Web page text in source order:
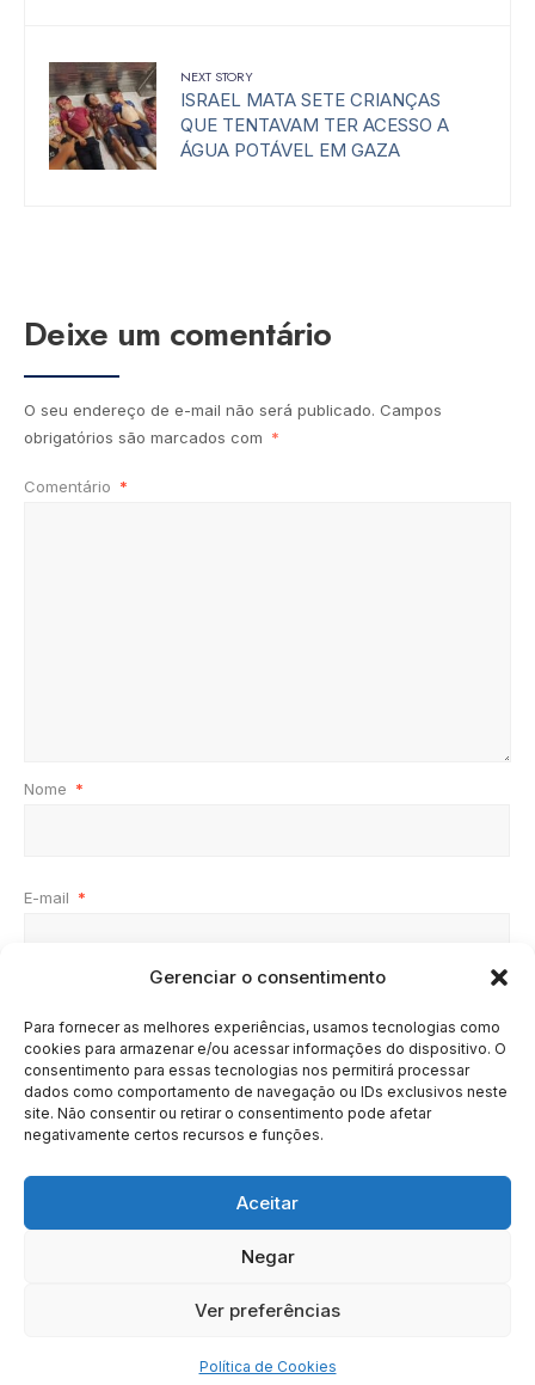
Gerenciar o consentimento
Para fornecer as melhores experiências, usamos tecnologias como
cookies para armazenar e/ou acessar informações do dispositivo. O
consentimento para essas tecnologias nos permitirá processar
dados como comportamento de navegação ou IDs exclusivos neste
site. Não consentir ou retirar o consentimento pode afetar
negativamente certos recursos e funções.
Aceitar
Negar
Ver preferências
Política de Cookies
NEXT STORY
ISRAEL MATA SETE CRIANÇAS
QUE TENTAVAM TER ACESSO A
ÁGUA POTÁVEL EM GAZA
Deixe um comentário
O seu endereço de e-mail não será publicado. Campos
obrigatórios são marcados com *
Comentário *
Nome *
E-mail *
SOBRE BRASIL
Copyright © 2020 - 2023 | Arresala Noticias™